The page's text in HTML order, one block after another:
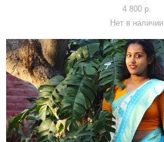
4 800 p.
Нет в наличии